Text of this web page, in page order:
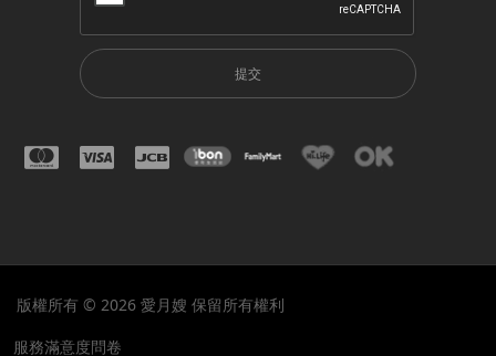
提交
版權所有 © 2026 愛月嫂 保留所有權利
服務滿意度問卷